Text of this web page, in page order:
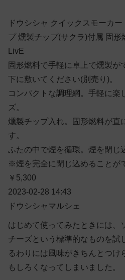
ドウシシャ クイックスモーカ
プ 燻製チップ(サクラ)付属 固形
LivE
固形燃料で手軽に卓上で燻製
下に敷いてください(別売り)。
コンパクトな調理網。手軽に楽
ズ。
燻製チップ入れ。固形燃料が直
す。
ふたの中で煙を循環。煙を閉じ
※煙を完全に閉じ込めることが
￥5,300
2023-02-28 14:43
ドウシシャマルシェ
はじめて使ってみたときには、
チーズという標準的なものを試
るわりには風味がきちんとつけ
もしろくなってしまいました。